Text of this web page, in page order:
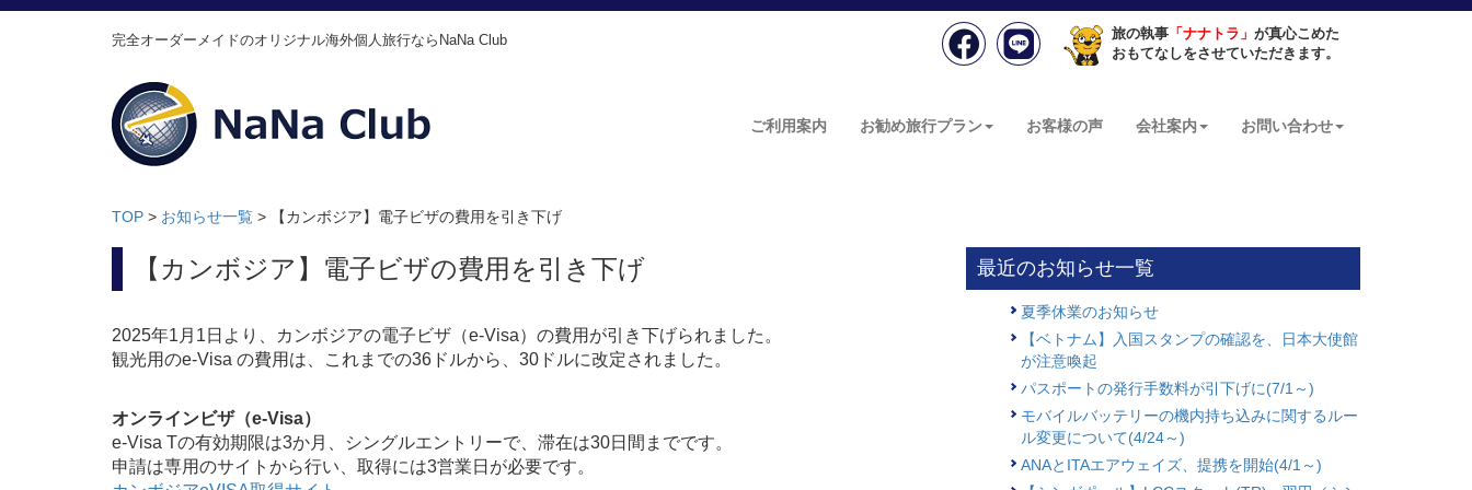
完全オーダーメイドのオリジナル海外個人旅行ならNaNa Club 旅の執事「ナナトラ」 が真心こめた
おもてなしをさせていただきます。
ご利用案内 お勧め旅行プラン お客様の声 会社案内 お問い合わせ
TOP > お知らせ一覧 > 【カンボジア】電子ビザの費用を引き下げ
【カンボジア】電子ビザの費用を引き下げ
2025年1月1日より、カンボジアの電子ビザ（e-Visa）の費用が引き下げられました。
観光用のe-Visa の費用は、これまでの36ドルから、30ドルに改定されました。
オンラインビザ（e-Visa）
e-Visa Tの有効期限は3か月、シングルエントリーで、滞在は30日間までです。
申請は専用のサイトから行い、取得には3営業日が必要です。
最近のお知らせ一覧
夏季休業のお知らせ
【ベトナム】入国スタンプの確認を、日本大使館
が注意喚起
パスポートの発行手数料が引下げに(7/1～)
モバイルバッテリーの機内持ち込みに関するルー
ル変更について(4/24～)
ANAとITAエアウェイズ、提携を開始(4/1～)